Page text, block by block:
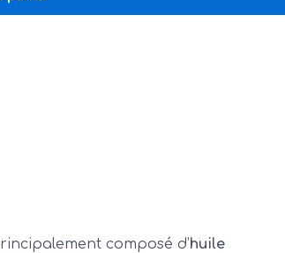
composé d’huile